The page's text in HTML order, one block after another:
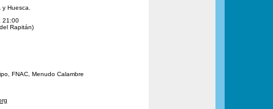
Huesca.
21:00
Rapitán)
FNAC, Menudo Calambre